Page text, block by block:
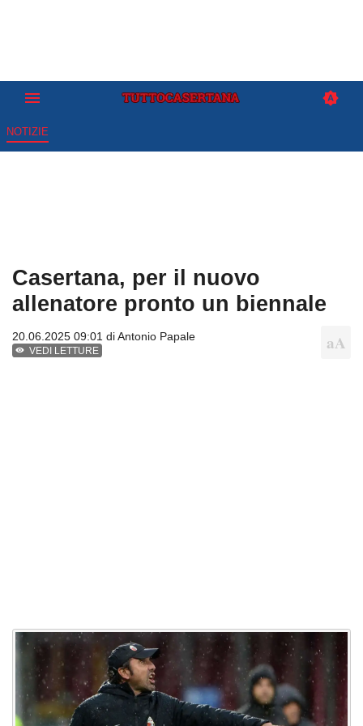
NOTIZIE
Casertana, per il nuovo
allenatore pronto un biennale
20.06.2025 09:01 diAntonio Papale
VEDI LETTURE